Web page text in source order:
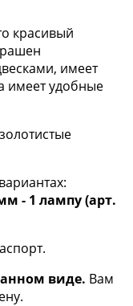
красивый
имеет
имеет удобные
- 1 лампу (арт.
виде. Вам